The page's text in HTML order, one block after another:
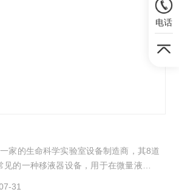
家的生命科学实验室设备制造商，其8道
的一种移液器设备，用于在微量液体操
31
电话